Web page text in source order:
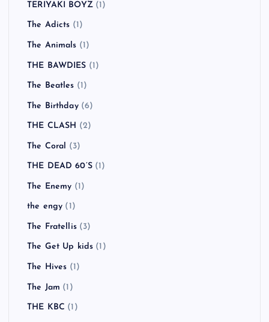
TERIYAKI BOYZ(1)
The Adicts (1)
The Animals (1)
THE BAWDIES (1)
The Beatles (1)
The Birthday(6)
THE CLASH (2)
The Coral (3)
THE DEAD 60’S(1)
The Enemy (1)
the engy (1)
The Fratellis(3)
The Get Up kids (1)
The Hives (1)
The Jam (1)
THE KBC (1)